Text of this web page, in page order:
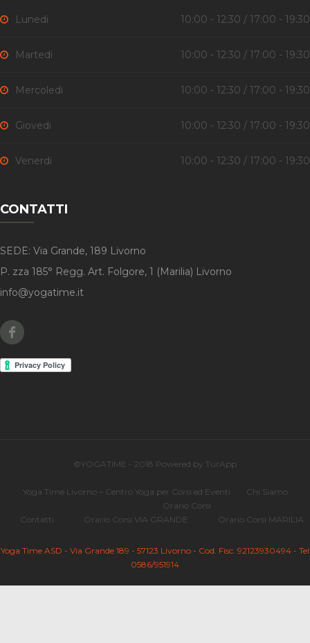
Lunedi 10:00 - 12:30 / 17:00 - 19:30
Martedi 10:00 - 12:30 / 17:00 - 19:30
Mercoledi 10:00 - 12:30 / 17:00 - 19:30
Giovedi 10:00 - 12:30 / 17:00 - 19:30
Venerdi 10:00 - 12:30 / 17:00 - 19:30
CONTATTI
SEDE: Via Grande, 189 Livorno
P. zza 185° Regg. Art. Folgore, 1 (Marilia) Livorno
info@yogatime.it
©YOGATIME - 2018 Powered by TurApp
Yoga Time Livorno – Centro Yoga per Corsi ed Eventi Chi Siamo
Contatti
Orario Corsi
Orario Corsi VIA GRANDE
Orario Corsi MARILIA
Yoga Time ASD - Via Grande 189 - 57123 Livorno - Cod. Fisc. 92123930494 - Tel
0586/951914